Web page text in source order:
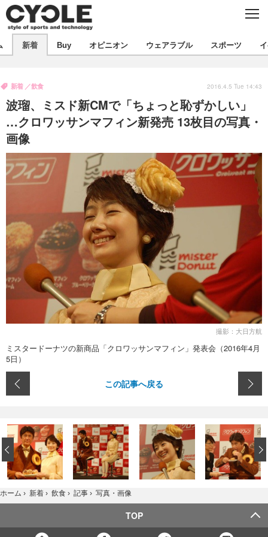
C
E
衣類
飲食
バックナンバー
インプレ
ボイス
デバイス
ビジネス
国内
スポーツ
選手
写真
動画
イベント
試乗会
スポーツ
ツアー
エンタメ
芸能
出版／映画
話題
デザイン
動画
社会
ハウツー
新着 Buy オピニオン ウェアラブル スポーツ
波瑠、ミスド新CMで「ちょっと恥ずかしい」
…クロワッサンマフィン新発売 13枚目の写真・
画像
新着 飲食 2016.4.5 Tue 14:43
撮影：大日方航
ミスタードーナツの新商品「クロワッサンマフィン」発表会（2016年4月
5日）
この記事へ戻る
‹
ホーム › 新着 › 飲食 › 記事 › 写真・画像
TOP